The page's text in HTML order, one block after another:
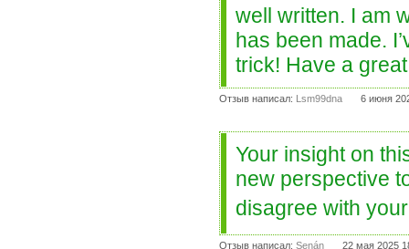
well written. I am
has been made.
trick! Have a
Отзыв написал: Lsm99dna 6 июня
Your insight on
new perspective
disagree with
Отзыв написал: Senán 22 мая 2025